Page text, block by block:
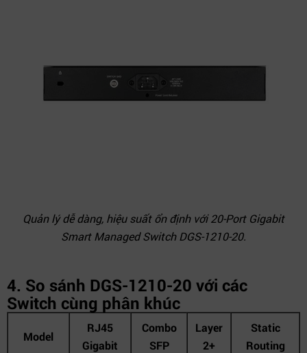
Quản lý dễ dàng, hiệu suất ổn định với 20-Port Gigabit
Smart Managed Switch DGS-1210-20.
4. So sánh DGS-1210-20 với các
Switch cùng phân khúc
Model
RJ45
Gigabit
Combo
SFP
Layer
2+
Static
Routing